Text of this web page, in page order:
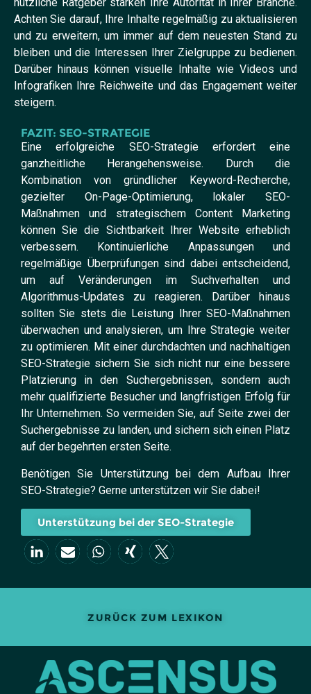
Achten Sie darauf, Ihre Inhalte regelmäßig zu aktualisieren
und zu erweitern, um immer auf dem neuesten Stand zu
bleiben und die Interessen Ihrer Zielgruppe zu bedienen.
Darüber hinaus können visuelle Inhalte wie Videos und
Infografiken Ihre Reichweite und das Engagement weiter
steigern.
FAZIT: SEO-STRATEGIE
Eine erfolgreiche SEO-Strategie erfordert eine
ganzheitliche Herangehensweise. Durch die
Kombination von gründlicher Keyword-Recherche,
gezielter On-Page-Optimierung, lokaler SEO-
Maßnahmen und strategischem Content Marketing
können Sie die Sichtbarkeit Ihrer Website erheblich
verbessern. Kontinuierliche Anpassungen und
regelmäßige Überprüfungen sind dabei entscheidend,
um auf Veränderungen im Suchverhalten und
Algorithmus-Updates zu reagieren. Darüber hinaus
sollten Sie stets die Leistung Ihrer SEO-Maßnahmen
überwachen und analysieren, um Ihre Strategie weiter
zu optimieren. Mit einer durchdachten und nachhaltigen
SEO-Strategie sichern Sie sich nicht nur eine bessere
Platzierung in den Suchergebnissen, sondern auch
mehr qualifizierte Besucher und langfristigen Erfolg für
Ihr Unternehmen. So vermeiden Sie, auf Seite zwei der
Suchergebnisse zu landen, und sichern sich einen Platz
auf der begehrten ersten Seite.
Benötigen Sie Unterstützung bei dem Aufbau Ihrer
SEO-Strategie? Gerne unterstützen wir Sie dabei!
Unterstützung bei der SEO-Strategie
ZURÜCK ZUM LEXIKON